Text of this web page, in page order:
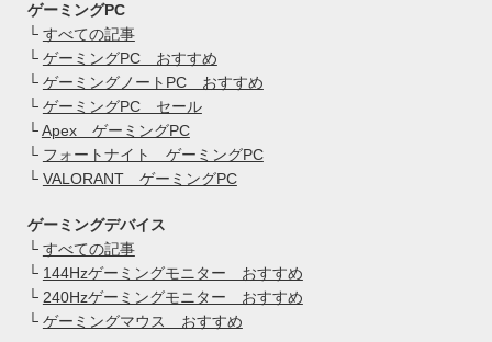
ゲーミングPC
└ すべての記事
└ ゲーミングPC おすすめ
└ ゲーミングノートPC おすすめ
└ ゲーミングPC セール
└Apex ゲーミングPC
└ フォートナイト ゲーミングPC
└ VALORANT ゲーミングPC
ゲーミングデバイス
└ すべての記事
└ 144Hzゲーミングモニター おすすめ
└ 240Hzゲーミングモニター おすすめ
└ ゲーミングマウス おすすめ